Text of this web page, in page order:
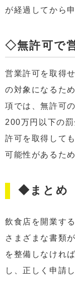
が経過してから
◇無許可で
営業許可を取得
の対象になるた
項では、無許可
200万円以下の
許可を取得して
可能性があるた
◆まとめ
飲食店を開業す
さまざまな書類
を整備しなけれ
し、正しく申請